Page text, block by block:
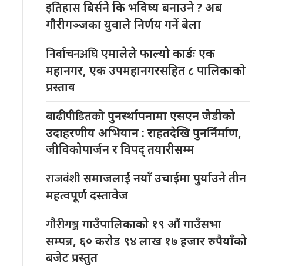
इतिहासबिर्सने कि भविष्य बनाउने ? अब
गौरीगञ्जका युवाले निर्णय गर्ने बेला
निर्वाचनअघिएमालेले फाल्यो कार्डः एक
महानगर, एक उपमहानगरसहित ८ पालिकाको
प्रस्ताव
बाढीपीडितकोपुनर्स्थापनामा एसएन जेडीको
उदाहरणीय अभियान : राहतदेखि पुनर्निर्माण,
जीविकोपार्जन र विपद् तयारीसम्म
राजवंशीसमाजलाई नयाँ उचाईमा पुर्याउने तीन
महत्वपूर्ण दस्तावेज
गौरीगञ्जगाउँपालिकाको १९ औं गाउँसभा
सम्पन्न, ६० करोड ९४ लाख १७ हजार रुपैयाँको
बजेट प्रस्तुत